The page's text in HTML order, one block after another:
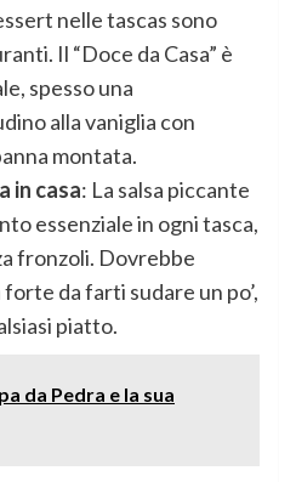
nelle tascas sono
Il “Doce da Casa” è
spesso una
alla vaniglia con
montata.
in casa: La salsa piccante
essenziale in ogni tasca,
fronzoli. Dovrebbe
da farti sudare un po’,
piatto.
da Pedra e la sua